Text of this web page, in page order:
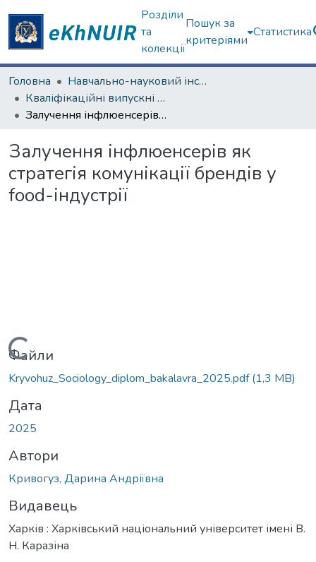
Розділи
та
колекції
Пошук за
критеріями
Статистика
Головна
Навчально-науковий інститут соціології та медіакомунікацій
Кваліфікаційні випускні роботи бакалаврів. Навчально-науковий інститут соціології та медіакомунікацій
Залучення інфлюенсерів як стратегія комунікації брендів у food-індустрії
Залучення інфлюенсерів як
стратегія комунікації брендів у
food-індустрії
Вантажиться...
Файли
Kryvohuz_Sociology_diplom_bakalavra_2025.pdf(1,3 MB)
Дата
2025
Автори
Кривогуз, Дарина Андріївна
Видавець
Харків : Харківський національний університет імені В.
Н. Каразіна